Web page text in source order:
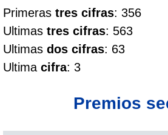
Caribeña Noche
Chontico Día
Primeras tres cifras: 356
Ultimas tres cifras: 563
Ultimas dos cifras: 63
Ultima cifra: 3
Premios